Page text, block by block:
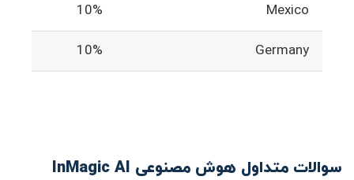
Mexico
10%
Germany
10%
سوالات متداول هوش مصنوعی InMagic AI